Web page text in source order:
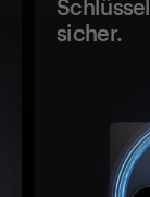
sicher.